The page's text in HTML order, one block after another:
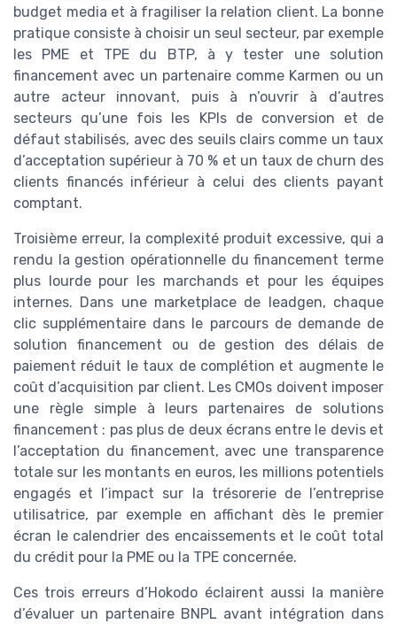
budget media et à fragiliser la relation client. La bonne
pratique consiste à choisir un seul secteur, par exemple
les PME et TPE du BTP, à y tester une solution
financement avec un partenaire comme Karmen ou un
autre acteur innovant, puis à n’ouvrir à d’autres
secteurs qu’une fois les KPIs de conversion et de
défaut stabilisés, avec des seuils clairs comme un taux
d’acceptation supérieur à 70 % et un taux de churn des
clients financés inférieur à celui des clients payant
comptant.
Troisième erreur, la complexité produit excessive, qui a
rendu la gestion opérationnelle du financement terme
plus lourde pour les marchands et pour les équipes
internes. Dans une marketplace de leadgen, chaque
clic supplémentaire dans le parcours de demande de
solution financement ou de gestion des délais de
paiement réduit le taux de complétion et augmente le
coût d’acquisition par client. Les CMOs doivent imposer
une règle simple à leurs partenaires de solutions
financement : pas plus de deux écrans entre le devis et
l’acceptation du financement, avec une transparence
totale sur les montants en euros, les millions potentiels
engagés et l’impact sur la trésorerie de l’entreprise
utilisatrice, par exemple en affichant dès le premier
écran le calendrier des encaissements et le coût total
du crédit pour la PME ou la TPE concernée.
Ces trois erreurs d’Hokodo éclairent aussi la manière
d’évaluer un partenaire BNPL avant intégration dans